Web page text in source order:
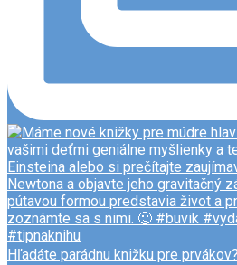
Hľadáte parádnu knižku pre